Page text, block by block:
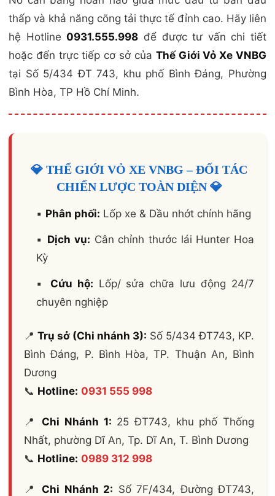
thấp và khả năng cõng tải thực tế đỉnh cao. Hãy liên
hệ Hotline0931.555.998 để được tư vấn chi tiết
hoặc đến trực tiếp cơ sở của Thế Giới Vỏ Xe VNBG
tại Số 5/434 ĐT 743, khu phố Bình Đáng, Phường
Bình Hòa, TP Hồ Chí Minh.
💎 THẾ GIỚI VỎ XE VNBG – ĐỐI TÁC
CHIẾN LƯỢC TOÀN DIỆN 💎
▪️ Phân phối: Lốp xe & Dầu nhớt chính hãng
▪️ Dịch vụ: Cân chỉnh thước lái Hunter Hoa
Kỳ
▪️ Cứu hộ: Lốp/ sửa chữa lưu động 24/7
chuyên nghiệp
📍 Trụ sở (Chi nhánh 3): Số 5/434 ĐT743, KP.
Bình Đáng, P. Bình Hòa, TP. Thuận An, Bình
Dương
📞 Hotline: 0931 555 998
📍Chi Nhánh 1: 25 ĐT743, khu phố Thống
Nhất, phường Dĩ An, Tp. Dĩ An, T. Bình Dương
📞 Hotline: 0989 312 998
📍 Chi Nhánh 2: Số 7F/434, Đường ĐT743,